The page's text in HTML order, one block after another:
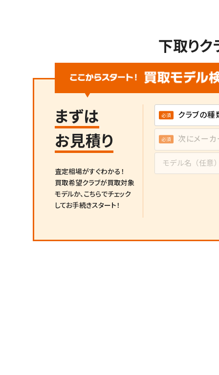
下取りク
まずは
お見積り
査定相場がすぐわかる！
買取希望クラブが買取対象
モデルか、 こちらでチェック
してお手続きスタート！